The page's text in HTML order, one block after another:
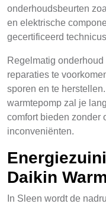
onderhoudsbeurten
en elektrische
gecertificeerd
Regelmatig
reparaties te
sporen en te
warmtepomp zal je
comfort bieden zonder
inconveniënten.
Daikin
In Sleen wordt de